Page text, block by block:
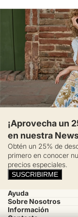
¡Aprovecha un
en nuestra
Obtén un 25% de
primero en conocer
precios especiales.
SUSCRIBIRME
Ayuda
Sobre Nosotros
Información